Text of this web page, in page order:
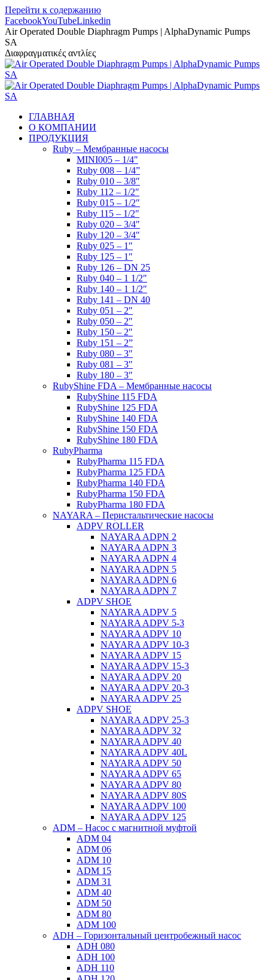
Перейти к содержанию
FacebookYouTubeLinkedin
Air Operated Double Diaphragm Pumps | AlphaDynamic Pumps
SA
Διαφραγματικές αντλίες
ГЛАВНАЯ
О КОМПАНИИ
ПРОДУКЦИЯ
Ruby – Мембранные насосы
MINI005 – 1/4″
Ruby 008 – 1/4”
Ruby 010 – 3/8″
Ruby 112 – 1/2″
Ruby 015 – 1/2″
Ruby 115 – 1/2″
Ruby 020 – 3/4″
Ruby 120 – 3/4″
Ruby 025 – 1″
Ruby 125 – 1″
Ruby 126 – DN 25
Ruby 040 – 1 1/2″
Ruby 140 – 1 1/2″
Ruby 141 – DN 40
Ruby 051 – 2″
Ruby 050 – 2″
Ruby 150 – 2″
Ruby 151 – 2”
Ruby 080 – 3″
Ruby 081 – 3″
Ruby 180 – 3″
RubyShine FDA – Мембранные насосы
RubyShine 115 FDA
RubyShine 125 FDA
RubyShine 140 FDA
RubyShine 150 FDA
RubyShine 180 FDA
RubyPharma
RubyPharma 115 FDA
RubyPharma 125 FDA
RubyPharma 140 FDA
RubyPharma 150 FDA
RubyPharma 180 FDA
NAYARA – Перистальтические насосы
ADPV ROLLER
NAYARA ADPN 2
NAYARA ADPN 3
NAYARA ADPN 4
NAYARA ADPN 5
NAYARA ADPN 6
NAYARA ADPN 7
ADPV SHOE
ΝAYARA ADPV 5
NAYARA ADPV 5-3
NAYARA ADPV 10
NAYARA ADPV 10-3
NAYARA ADPV 15
NAYARA ADPV 15-3
NAYARA ADPV 20
NAYARA ADPV 20-3
NAYARA ADPV 25
ADPV SHOE
NAYARA ADPV 25-3
NAYARA ADPV 32
NAYARA ADPV 40
NAYARA ADPV 40L
NAYARA ADPV 50
NAYARA ADPV 65
NAYARA ADPV 80
NAYARA ADPV 80S
NAYARA ADPV 100
NAYARA ADPV 125
ADM – Насос с магнитной муфтой
ADM 04
ADM 06
ADM 10
ADM 15
ADM 31
ADM 40
ADM 50
ADM 80
ADM 100
ADH – Горизонтальный центробежный насос
ADH 080
ADH 100
ADH 110